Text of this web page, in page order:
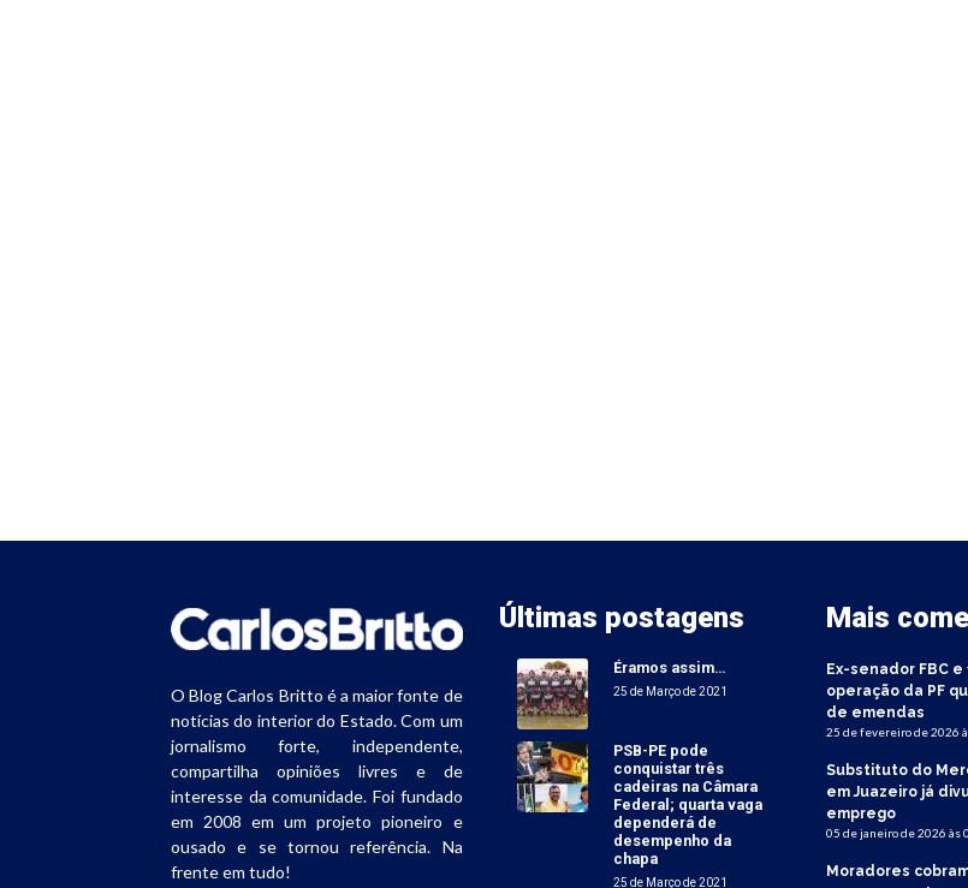
O Blog Carlos Britto é a maior fonte de
notícias do interior do Estado. Com um
jornalismo forte, independente,
compartilha opiniões livres e de
interesse da comunidade. Foi fundado
em 2008 em um projeto pioneiro e
ousado e se tornou referência. Na
frente em tudo!
Últimas postagens
Éramos assim…
25 de Março de 2021
PSB-PE pode
conquistar três
cadeiras na Câmara
Federal; quarta vaga
dependerá de
desempenho da
chapa
25 de Março de 2021
Mais
Ex-senador FBC
operação da PF
de emendas
25 de fevereiro de 2026
Substituto do
em Juazeiro já
emprego
05 de janeiro de 2026 às
Moradores